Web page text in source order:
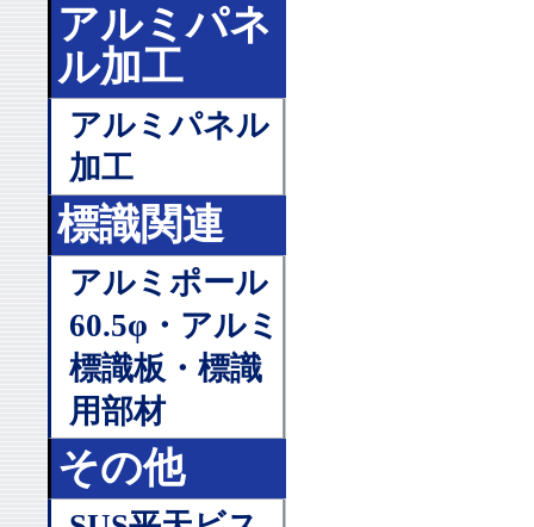
アルミパネ
ル加工
アルミパネル
加工
標識関連
アルミポール
60.5φ・アルミ
標識板・標識
用部材
その他